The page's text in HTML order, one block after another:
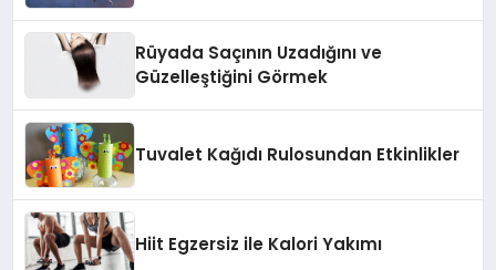
Rüyada Saçının Uzadığını ve
Güzelleştiğini Görmek
Tuvalet Kağıdı Rulosundan Etkinlikler
Hiit Egzersiz ile Kalori Yakımı